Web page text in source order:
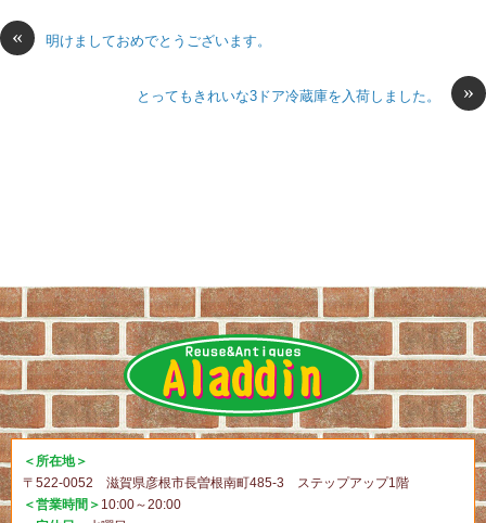
« 明けましておめでとうございます。
»
とってもきれいな3ドア冷蔵庫を入荷しました。
＜所在地＞
〒522-0052 滋賀県彦根市長曽根南町485-3 ステップアップ1階
＜営業時間＞ 10:00～20:00